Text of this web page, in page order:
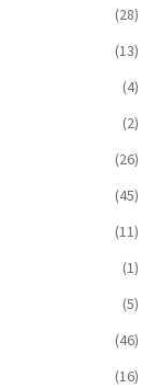
(28)
(13)
(4)
(2)
(26)
(45)
(11)
(1)
(5)
(46)
(16)